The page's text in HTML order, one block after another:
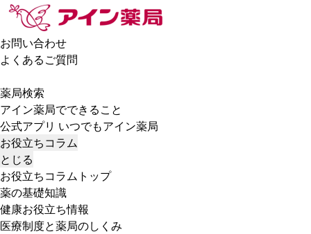
お問い合わせ
よくあるご質問
薬局検索
アイン薬局でできること
公式アプリ いつでもアイン薬局
お役立ちコラム
とじる
お役立ちコラムトップ
薬の基礎知識
健康お役立ち情報
医療制度と薬局のしくみ